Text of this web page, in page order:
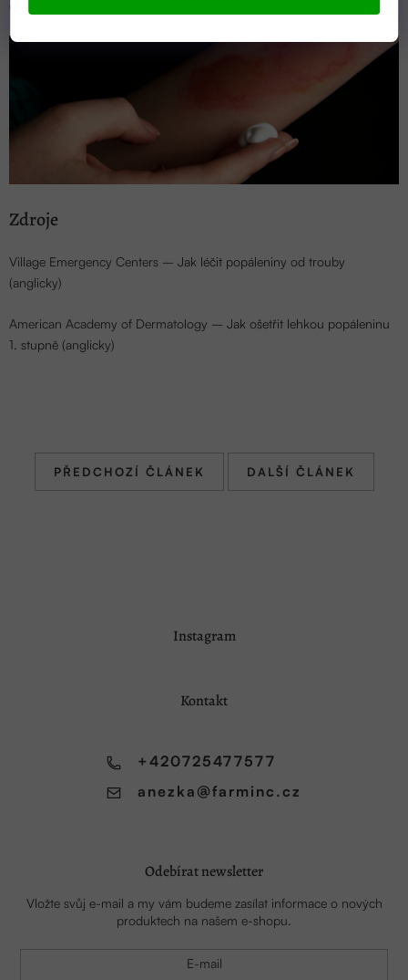
Zdroje
Village Emergency Centers – Jak léčit popáleniny od trouby
(anglicky)
American Academy of Dermatology – Jak ošetřit lehkou popáleninu
1. stupně (anglicky)
PŘEDCHOZÍ ČLÁNEK DALŠÍ ČLÁNEK
Instagram
Kontakt
anezka @farminc.cz
+420725477577
Odebírat newsletter
Vložte svůj e-mail a my vám budeme zasílat informace o nových
produktech na našem e-shopu.
E-mail